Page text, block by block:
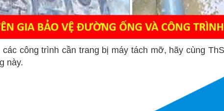
công trình cần trang bị máy tách mỡ, hãy cùng
này.